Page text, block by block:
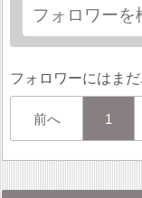
フォロワーにはま
前へ 1